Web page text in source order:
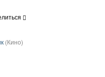
(Кино)